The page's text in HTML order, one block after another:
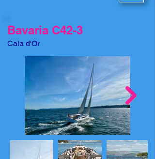
Bavaria C42-3
Cala d'Or